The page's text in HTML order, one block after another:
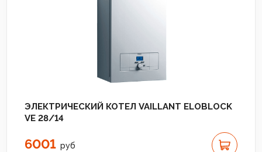
ЭЛЕКТРИЧЕСКИЙ КОТЕЛ VAILLANT ELOBLOCK
VE 28/14
6001 руб